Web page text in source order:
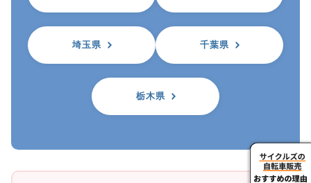
埼玉県 千葉県
栃木県